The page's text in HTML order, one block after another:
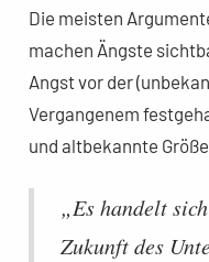
Die meisten
machen Ängste
Angst vor der
Vergangenem
und altbekannte
„Es handelt
Zukunft des